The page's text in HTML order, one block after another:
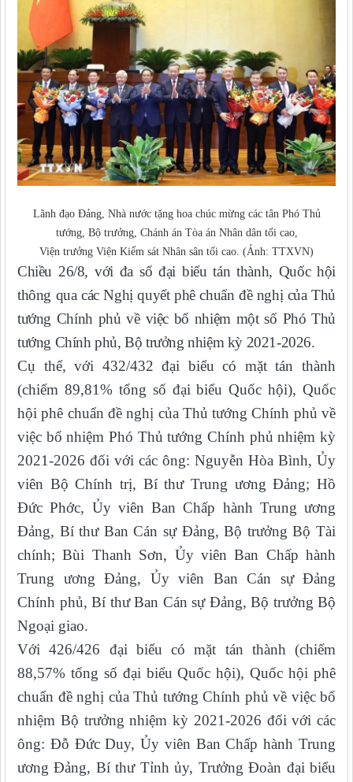
Lãnh đạo Đảng, Nhà nước tặng hoa chúc mừng các tân Phó Thủ
tướng, Bộ trưởng, Chánh án Tòa án Nhân dân tối cao,
Viện trưởng Viện Kiểm sát Nhân sân tối cao. (Ảnh: TTXVN)
Chiều 26/8, với đa số đại biểu tán thành, Quốc hội
thông qua các Nghị quyết phê chuẩn đề nghị của Thủ
tướng Chính phủ về việc bổ nhiệm một số Phó Thủ
tướng Chính phủ, Bộ trưởng nhiệm kỳ 2021-2026.
Cụ thể, với 432/432 đại biểu có mặt tán thành
(chiếm 89,81% tổng số đại biểu Quốc hội), Quốc
hội phê chuẩn đề nghị của Thủ tướng Chính phủ về
việc bổ nhiệm Phó Thủ tướng Chính phủ nhiệm kỳ
2021-2026 đối với các ông: Nguyễn Hòa Bình, Ủy
viên Bộ Chính trị, Bí thư Trung ương Đảng; Hồ
Đức Phớc, Ủy viên Ban Chấp hành Trung ương
Đảng, Bí thư Ban Cán sự Đảng, Bộ trưởng Bộ Tài
chính; Bùi Thanh Sơn, Ủy viên Ban Chấp hành
Trung ương Đảng, Ủy viên Ban Cán sự Đảng
Chính phủ, Bí thư Ban Cán sự Đảng, Bộ trưởng Bộ
Ngoại giao.
Với 426/426 đại biểu có mặt tán thành (chiếm
88,57% tổng số đại biểu Quốc hội), Quốc hội phê
chuẩn đề nghị của Thủ tướng Chính phủ về việc bổ
nhiệm Bộ trưởng nhiệm kỳ 2021-2026 đối với các
ông: Đỗ Đức Duy, Ủy viên Ban Chấp hành Trung
ương Đảng, Bí thư Tỉnh ủy, Trưởng Đoàn đại biểu